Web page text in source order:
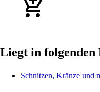
Liegt in folgenden
Schnitzen, Kränze und